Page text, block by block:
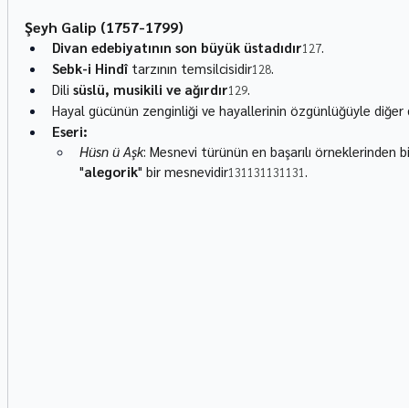
Şeyh Galip (1757-1799)
Divan edebiyatının son büyük üstadıdır127.
Sebk-i Hindî tarzının temsilcisidir128.
Dili süslü, musikili ve ağırdır129.
Hayal gücünün zenginliği ve hayallerinin özgünlüğüyle diğer
Eseri:
Hüsn ü Aşk: Mesnevi türünün en başarılı
"alegorik" bir mesnevidir131131131131.